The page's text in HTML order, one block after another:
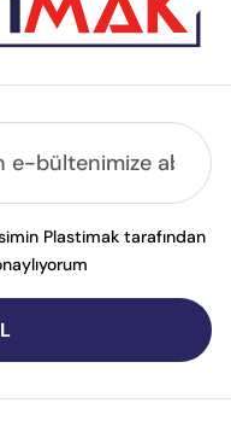
Plastimak tarafından